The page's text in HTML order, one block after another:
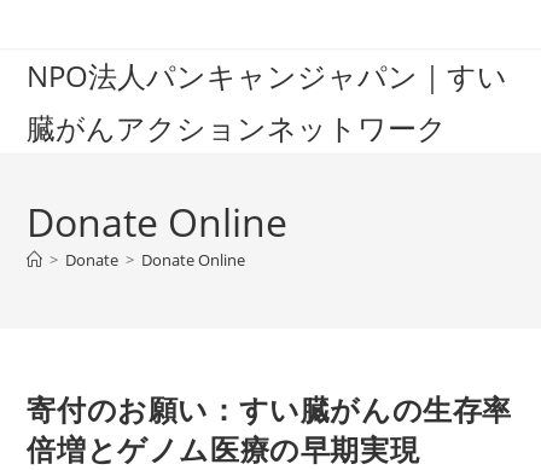
contentNPO法人パンキャンジャパン｜すい
臓がんアクションネットワーク
Donate Online
> Donate > Donate Online
寄付のお願い：すい臓がんの生存率
倍増とゲノム医療の早期実現